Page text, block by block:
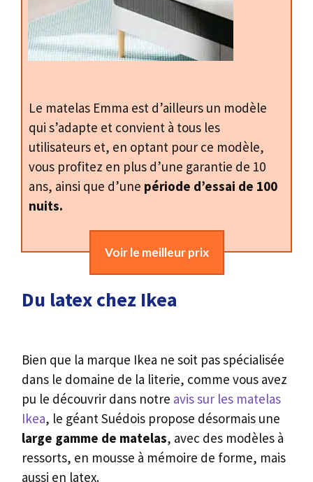
Le matelas Emma est d’ailleurs un modèle
qui s’adapte et convient à tous les
utilisateurs et, en optant pour ce modèle,
vous profitez en plus d’une garantie de 10
ans, ainsi que d’une période d’essai de 100
nuits.
Voir le meilleur prix
Du latex chez Ikea
Bien que la marque Ikea ne soit pas spécialisée
dans le domaine de la literie, comme vous avez
pu le découvrir dans notre avis sur les matelas
Ikea, le géant Suédois propose désormais une
large gamme de matelas, avec des modèles à
ressorts, en mousse à mémoire de forme, mais
aussi en latex.